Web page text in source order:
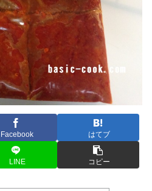
Facebook はてブ
LINE コピー